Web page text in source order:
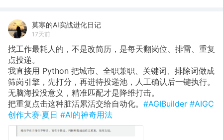
莫寒的AI实战进化日记
17天前
找工作最耗人的，不是改简历，是每天翻岗位、排雷、重复
点投递。
我直接用 Python 把城市、全职兼职、关键词、排除词做成
筛岗引擎，先打分，再进待投递池，人工确认后一键执行。
无脑海投没意义，精准匹配才是降维打击。
把重复点击这种脏活累活交给自动化。 #AGIBuilder #AIGC
创作大赛·夏日 #AI的神奇用法